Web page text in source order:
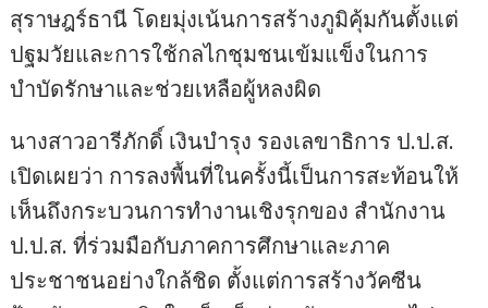
สุราษฎร์ธานี โดยมุ่งเน้นการสร้างภูมิคุ้มกันตั้งแต่
ปฐมวัยและการใช้กลไกชุมชนเข้มแข็งในการ
บำบัดรักษาและช่วยเหลือผู้หลงผิด
นางสาวอารีภักดิ์ เงินบำรุง รองเลขาธิการ ป.ป.ส.
เปิดเผยว่า การลงพื้นที่ในครั้งนี้เป็นการสะท้อนให้
เห็นถึงกระบวนการทำงานเชิงรุกของ สำนักงาน
ป.ป.ส. ที่ร่วมมือกับภาคการศึกษาและภาค
ประชาชนอย่างใกล้ชิด ตั้งแต่การสร้างวัคซีน